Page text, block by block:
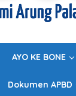
AYO KE BONE
Dokumen APBD